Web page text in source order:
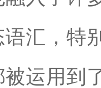
语汇，特
被运用到